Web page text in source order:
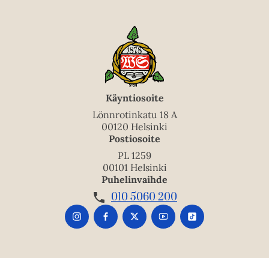
Käyntiosoite
Lönnrotinkatu 18 A
00120 Helsinki
Postiosoite
PL 1259
00101 Helsinki
Puhelinvaihde
010 5060 200